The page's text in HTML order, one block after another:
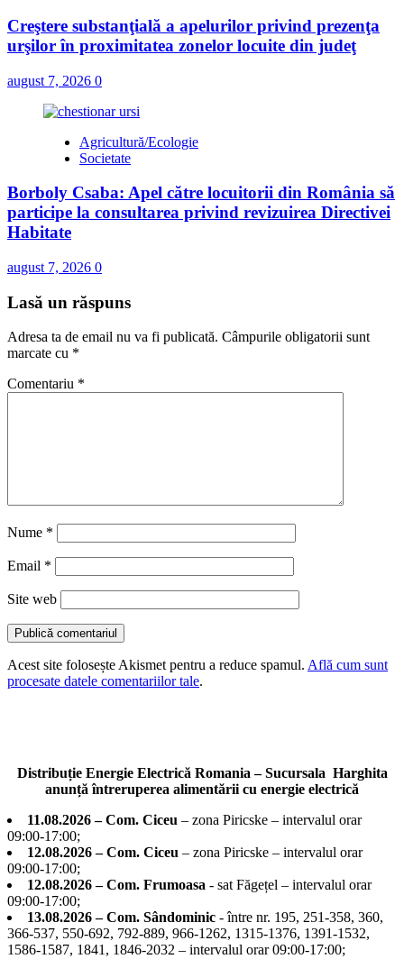
Creştere substanţială a apelurilor privind prezenţa
urşilor în proximitatea zonelor locuite din judeţ
august 7, 2026 0
Agricultură/Ecologie
Societate
Borboly Csaba: Apel către locuitorii din România să
participe la consultarea privind revizuirea Directivei
Habitate
august 7, 2026 0
Lasă un răspuns
Adresa ta de email nu va fi publicată. Câmpurile obligatorii sunt
marcate cu *
Comentariu *
Nume *
Email *
Site web
Acest site folosește Akismet pentru a reduce spamul. Află cum sunt
procesate datele comentariilor tale.
Distribuție Energie Electrică Romania – Sucursala Harghita
anunță întreruperea alimentării cu energie electrică
11.08.2026 – Com. Ciceu – zona Piricske – intervalul orar
09:00-17:00;
12.08.2026 – Com. Ciceu – zona Piricske – intervalul orar
09:00-17:00;
12.08.2026 – Com. Frumoasa - sat Făgețel – intervalul orar
09:00-17:00;
13.08.2026 – Com. Sândominic - între nr. 195, 251-358, 360,
366-537, 550-692, 792-889, 966-1262, 1315-1376, 1391-1532,
1586-1587, 1841, 1846-2032 – intervalul orar 09:00-17:00;